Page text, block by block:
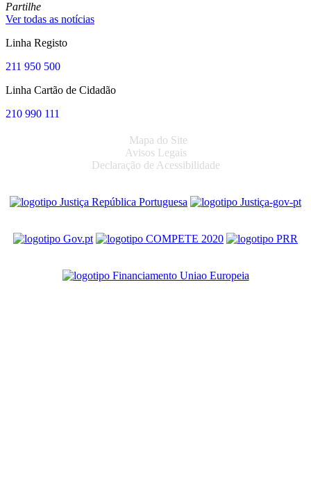
Partilhe
Ver todas as notícias
Linha Registo
211 950 500
Linha Cartão de Cidadão
210 990 111
Mapa do Site
Avisos Legais
Declaração de Acessibilidade